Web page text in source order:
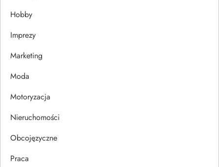
a
w
p
u
Hobby
Imprezy
Marketing
Moda
Motoryzacja
Nieruchomości
Obcojęzyczne
Praca